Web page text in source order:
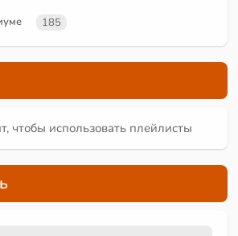
185
чтобы использовать плейлисты